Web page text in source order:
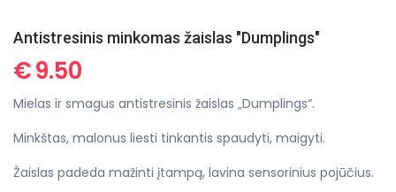
Antistresinis minkomas žaislas "Dumplings"
€9.50
Mielas ir smagus antistresinis žaislas „Dumplings“.
Minkštas, malonus liesti tinkantis spaudyti, maigyti.
Žaislas padeda mažinti įtampą, lavina sensorinius pojūčius.